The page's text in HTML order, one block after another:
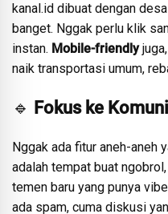
kanal.id dibuat dengan
banget. Nggak perlu klik
instan. Mobile-friendly
naik transportasi umum,
🔹 Fokus ke
Nggak ada fitur aneh-aneh
adalah tempat buat
temen baru yang punya
ada spam, cuma diskusi